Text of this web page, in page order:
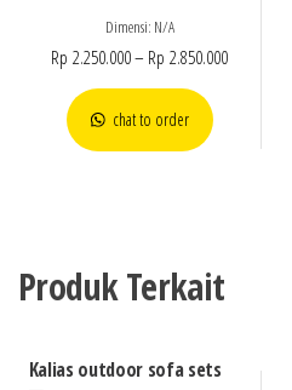
Dimensi: N/A
Rp 2.250.000– Rp 2.850.000
chat to order
Produk Terkait
Kalias outdoor sofa sets